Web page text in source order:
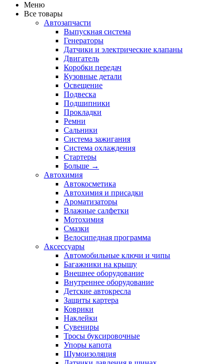
Меню
Все товары
Автозапчасти
Выпускная система
Генераторы
Датчики и электрические клапаны
Двигатель
Коробки передач
Кузовные детали
Освещение
Подвеска
Подшипники
Прокладки
Ремни
Сальники
Система зажигания
Система охлаждения
Стартеры
Больше →
Автохимия
Автокосметика
Автохимия и присадки
Ароматизаторы
Влажные салфетки
Мотохимия
Смазки
Велосипедная программа
Аксессуары
Автомобильные ключи и чипы
Багажники на крышу
Внешнее оборудование
Внутреннее оборудование
Детские автокресла
Защиты картера
Коврики
Наклейки
Сувениры
Тросы буксировочные
Упоры капота
Шумоизоляция